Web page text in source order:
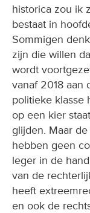
historica zou ik
bestaat in
Sommigen
zijn die willen
wordt
vanaf 2018 aan
politieke klasse
op een kier
glijden. Maar
hebben geen
leger in de
van de
heeft
en ook de